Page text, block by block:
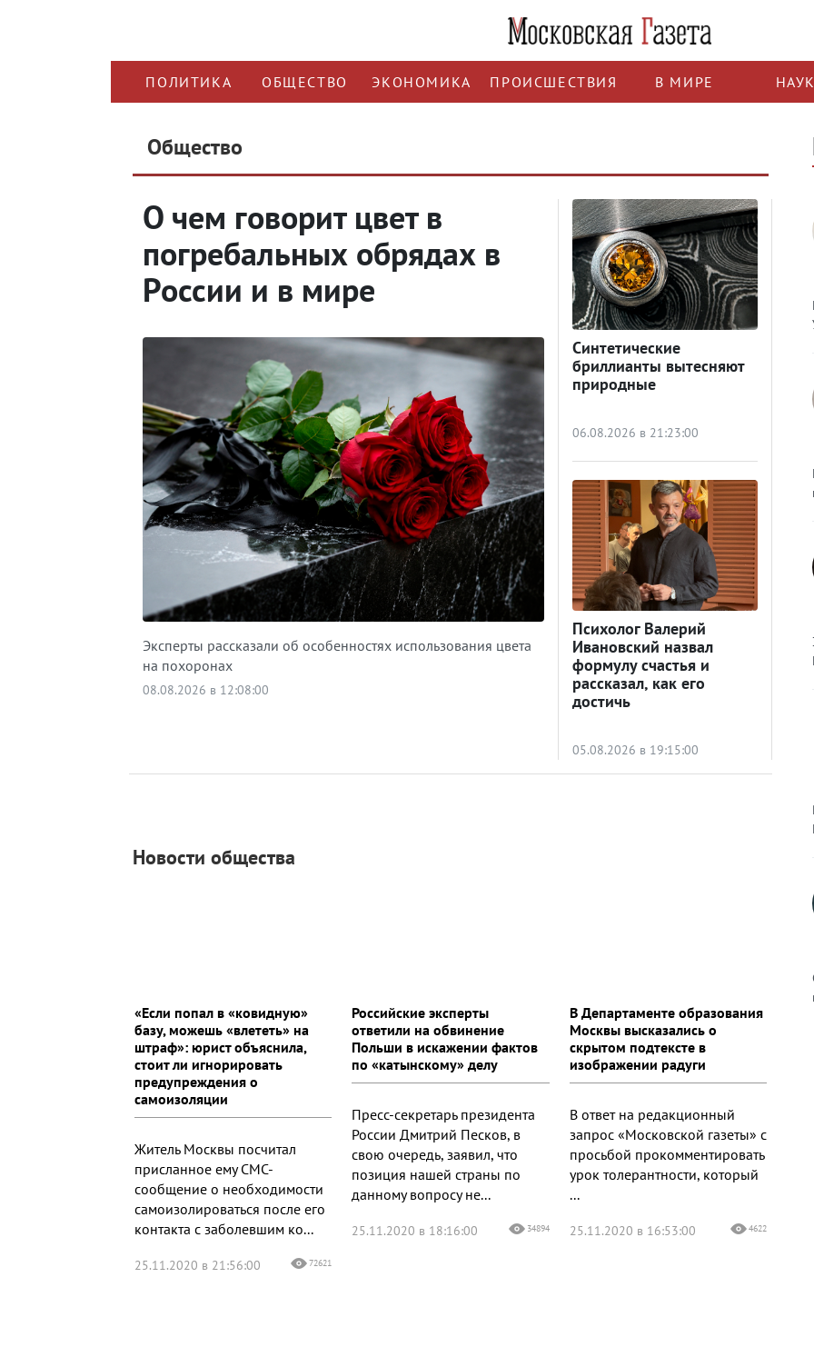
ПОЛИТИКА ОБЩЕСТВО ЭКОНОМИКА ПРОИСШЕСТВИЯ В МИРЕ
Общество
О чем говорит цвет в
погребальных обрядах в
России и в мире
Эксперты рассказали об особенностях использования цвета
на похоронах
08.08.2026 в 12:08:00
Синтетические
бриллианты вытесняют
природные
06.08.2026 в 21:23:00
Психолог Валерий
Ивановский назвал
формулу счастья и
рассказал, как его
достичь
05.08.2026 в 19:15:00
Новости общества
«Если попал в «ковидную»
базу, можешь «влететь» на
штраф»: юрист объяснила,
стоит ли игнорировать
предупреждения о
самоизоляции
Житель Москвы посчитал
присланное ему СМС-
сообщение о необходимости
самоизолироваться после его
контакта с заболевшим ко...
25.11.2020 в 21:56:00 72621
Российские эксперты
ответили на обвинение
Польши в искажении фактов
по «катынскому» делу
Пресс-секретарь президента
России Дмитрий Песков, в
свою очередь, заявил, что
позиция нашей страны по
данному вопросу не...
25.11.2020 в 18:16:00 34894
В Департаменте образования
Москвы высказались о
скрытом подтексте в
изображении радуги
В ответ на редакционный
запрос «Московской газеты» с
просьбой прокомментировать
урок толерантности, который
...
25.11.2020 в 16:53:00 4622